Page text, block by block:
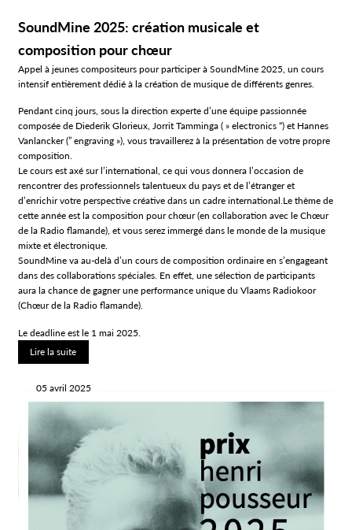
SoundMine 2025: création musicale et
composition pour chœur
Appel à jeunes compositeurs pour participer à SoundMine 2025, un cours
intensif entièrement dédié à la création de musique de différents genres.
Pendant cinq jours, sous la direction experte d’une équipe passionnée
composée de Diederik Glorieux, Jorrit Tamminga ( » electronics “) et Hannes
Vanlancker (” engraving »), vous travaillerez à la présentation de votre propre
composition.
Le cours est axé sur l’international, ce qui vous donnera l’occasion de
rencontrer des professionnels talentueux du pays et de l’étranger et
d’enrichir votre perspective créative dans un cadre international.Le thème de
cette année est la composition pour chœur (en collaboration avec le Chœur
de la Radio flamande), et vous serez immergé dans le monde de la musique
mixte et électronique.
SoundMine va au-delà d’un cours de composition ordinaire en s’engageant
dans des collaborations spéciales. En effet, une sélection de participants
aura la chance de gagner une performance unique du Vlaams Radiokoor
(Chœur de la Radio flamande).
Le deadline est le 1 mai 2025.
Lire la suite
05 avril 2025